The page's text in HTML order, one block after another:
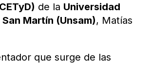
de la Universidad
Martín (Unsam), Matías
que surge de las